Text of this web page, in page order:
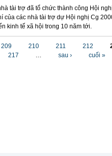
tài trợ đã tổ chức thành công Hội
của các nhà tài trợ dự Hội nghị Cg
kinh tế xã hội trong 10 năm tới.
209 210 211 212
217
… sau › cuối »